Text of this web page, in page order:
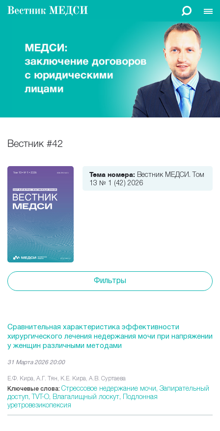
Вестник #42
Тема номера: Вестник МЕДСИ. Том
13 № 1 (42) 2026
Фильтры
Сравнительная характеристика эффективности
хирургического лечения недержания мочи при напряжении
у женщин различными методами
31 Марта 2026 20:00
Е.Ф. Кира, А.Г. Тян, К.Е. Кира, А.В. Суртаева
Ключевые слова: Стрессовое недержание мочи, Запирательный
доступ,TVT-O, Влагалищный лоскут, Подлонная
уретровезикопексия